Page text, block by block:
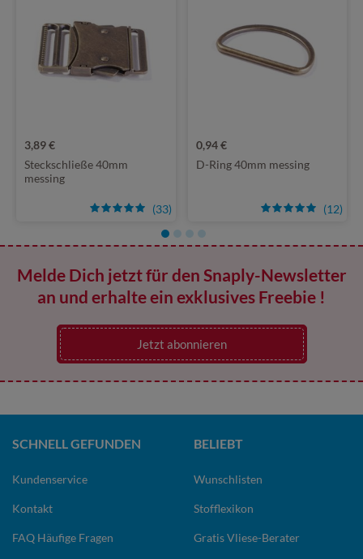
(33)
3,89 €
Steckschließe 40mm
messing
(12)
0,94 €
D-Ring 40mm messing
Melde Dich jetzt für den Snaply-Newsletter
an und erhalte ein exklusives Freebie !
Jetzt abonnieren
SCHNELL GEFUNDEN
Kundenservice
Kontakt
FAQ Häufige Fragen
BELIEBT
Wunschlisten
Stofflexikon
Gratis Vliese-Berater